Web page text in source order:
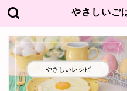
やさしいご
やさしいレシピ